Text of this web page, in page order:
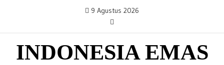
i
9 Agustus 2026
INDONESIA EMAS